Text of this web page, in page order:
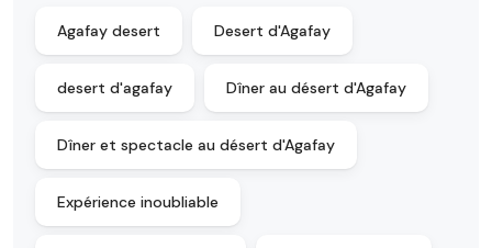
Agafay desert Desert d'Agafay
desert d'agafay Dîner au désert d'Agafay
Dîner et spectacle au désert d'Agafay
Expérience inoubliable